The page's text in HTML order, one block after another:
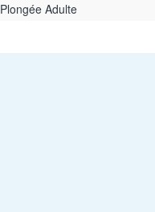
Plongée Adulte